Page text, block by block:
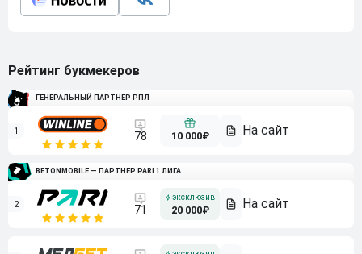
Рейтинг букмекеров
ГЕНЕРАЛЬНЫЙ ПАРТНЕР РПЛ
1 78 10 000₽
BETONMOBILE — ПАРТНЕР PARI 1 ЛИГА
2 71 20 000₽